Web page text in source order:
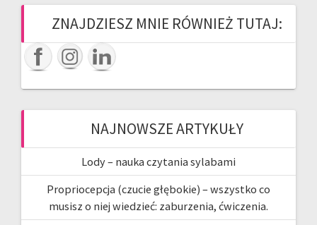
ZNAJDZIESZ MNIE RÓWNIEŻ TUTAJ:
NAJNOWSZE ARTYKUŁY
Lody – nauka czytania sylabami
Propriocepcja (czucie głębokie) – wszystko co
musisz o niej wiedzieć: zaburzenia, ćwiczenia.